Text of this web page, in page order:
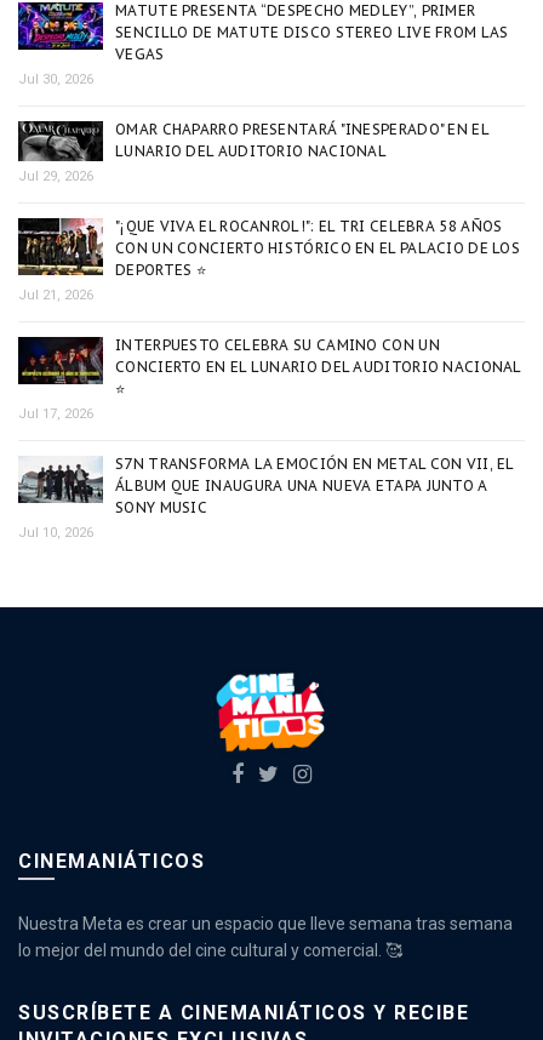
MATUTE PRESENTA “DESPECHO MEDLEY”, PRIMER
SENCILLO DE MATUTE DISCO STEREO LIVE FROM LAS
VEGAS
Jul 30, 2026
OMAR CHAPARRO PRESENTARÁ "INESPERADO" EN EL
LUNARIO DEL AUDITORIO NACIONAL
Jul 29, 2026
"¡QUE VIVA EL ROCANROL!": EL TRI CELEBRA 58 AÑOS
CON UN CONCIERTO HISTÓRICO EN EL PALACIO DE LOS
DEPORTES ⭐
Jul 21, 2026
INTERPUESTO CELEBRA SU CAMINO CON UN
CONCIERTO EN EL LUNARIO DEL AUDITORIO NACIONAL
⭐
Jul 17, 2026
S7N TRANSFORMA LA EMOCIÓN EN METAL CON VII, EL
ÁLBUM QUE INAUGURA UNA NUEVA ETAPA JUNTO A
SONY MUSIC
Jul 10, 2026
CINEMANIÁTICOS
Nuestra Meta es crear un espacio que lleve semana tras semana
lo mejor del mundo del cine cultural y comercial. 🥰
SUSCRÍBETE A CINEMANIÁTICOS Y RECIBE